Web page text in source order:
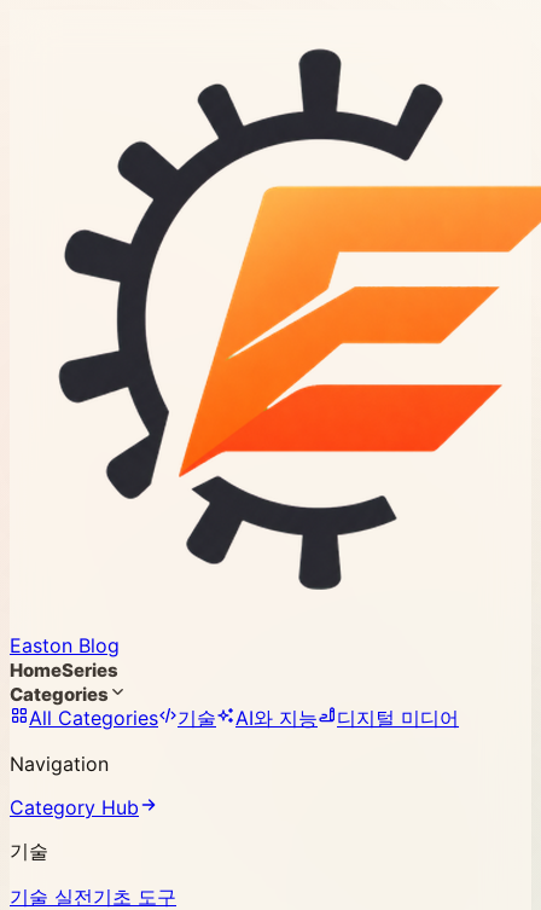
Easton Blog
HomeSeries
Categories
All Categories 기술 AI와 지능
디지털 미디어
Navigation
Category Hub
기술
기술 실전기초 도구